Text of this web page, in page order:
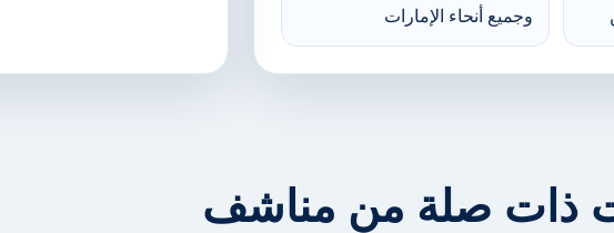
وجميع أنحاء الإمارات
ذات صلة من مناشف